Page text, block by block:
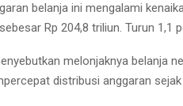
belanja ini mengalami
Rp 204,8 triliun. Turun 1,1
melonjaknya belanja
distribusi anggaran